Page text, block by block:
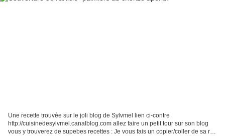
Une recette trouvée sur le joli blog de Sylvmel lien ci-contre
http://cuisinedesylvmel.canalblog.com allez faire un petit tour sur son blog
vous y trouverez de supebes recettes : Je vous fais un copier/coller de sa rec